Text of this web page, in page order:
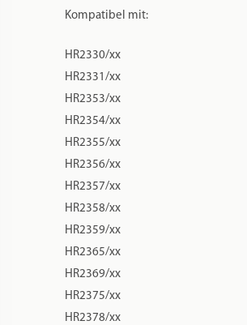
Kompatibel mit:
HR2330/xx
HR2331/xx
HR2353/xx
HR2354/xx
HR2355/xx
HR2356/xx
HR2357/xx
HR2358/xx
HR2359/xx
HR2365/xx
HR2369/xx
HR2375/xx
HR2378/xx